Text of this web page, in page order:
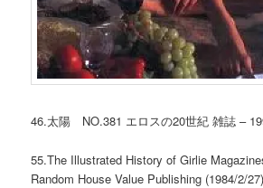
46.太陽 NO.381 エロスの20世紀 雑誌 –
55.The Illustrated History of Girlie Magazines
Random House Value Publishing (1984/2/27)